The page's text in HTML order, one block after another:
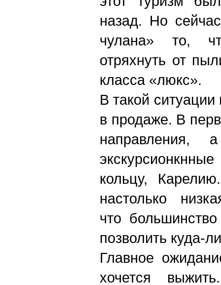
назад. Но
чулана» то,
отряхнуть от
класса «люкс».
В такой
в продаже. В
направления,
кольцу,
настолько
что
позволить куда-
Главное
хочется